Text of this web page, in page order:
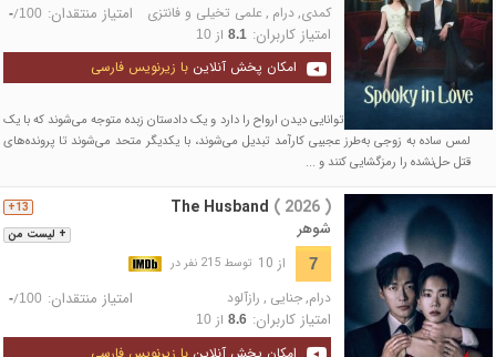
کمدی,درام ,علمی تخیلی و فانتزی امتیاز منتقدان: -/100
امتیاز کاربران: 8.1از 10
امکان پخش آنلاین با زیرنویس فارسی
وقتی یک وارث ثروتمند که توانایی دیدن ارواح را دارد و یک دادستان زبده متوجه می‌شوند که با یک
لمس ساده به زوجی به‌طرز عجیبی کارآمد تبدیل می‌شوند، با یکدیگر متحد می‌شوند تا پرونده‌های
قتل حل‌نشده را رمزگشایی کنند و ...
+ لیست من
13+ The Husband ( 2026 )
شوهر
7 از 10 توسط 215 نفر در
درام,جنایی , رازآلود امتیاز منتقدان: -/100
امتیاز کاربران: 8.6از 10
امکان پخش آنلاین با زیرنویس فارسی